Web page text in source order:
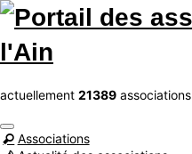
actuellement 21389 associations
Associations